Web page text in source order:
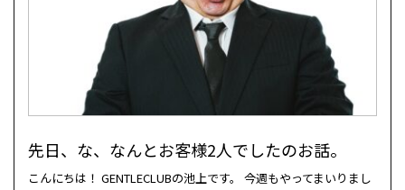
先日、な、なんとお客様2人でしたのお話。
こんにちは！ GENTLECLUBの池上です。 今週もやってまいりまし